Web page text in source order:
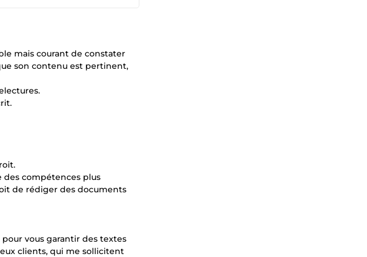
mais courant de constater
son contenu est pertinent,
des compétences plus
de rédiger des documents
pour vous garantir des textes
clients, qui me sollicitent